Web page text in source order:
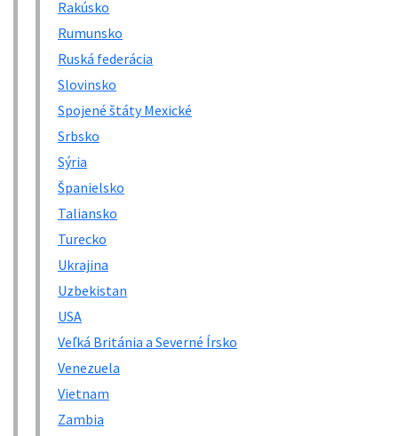
Rakúsko
Rumunsko
Ruská federácia
Slovinsko
Spojené štáty Mexické
Srbsko
Sýria
Španielsko
Taliansko
Turecko
Ukrajina
Uzbekistan
USA
Veľká Británia a Severné Írsko
Venezuela
Vietnam
Zambia